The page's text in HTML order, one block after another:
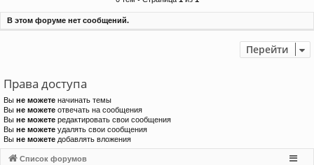
и
В этом форуме нет сообщений.
Перейти
Права доступа
Вы не можете начинать темы
Вы не можете отвечать на сообщения
Вы не можете редактировать свои сообщения
Вы не можете удалять свои сообщения
Вы не можете добавлять вложения
Список форумов